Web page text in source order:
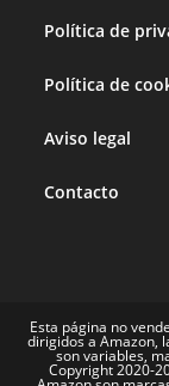
Política de
Política de
Aviso legal
Contacto
Esta página no
dirigidos a Amazon,
son variables,
Copyright 2020-